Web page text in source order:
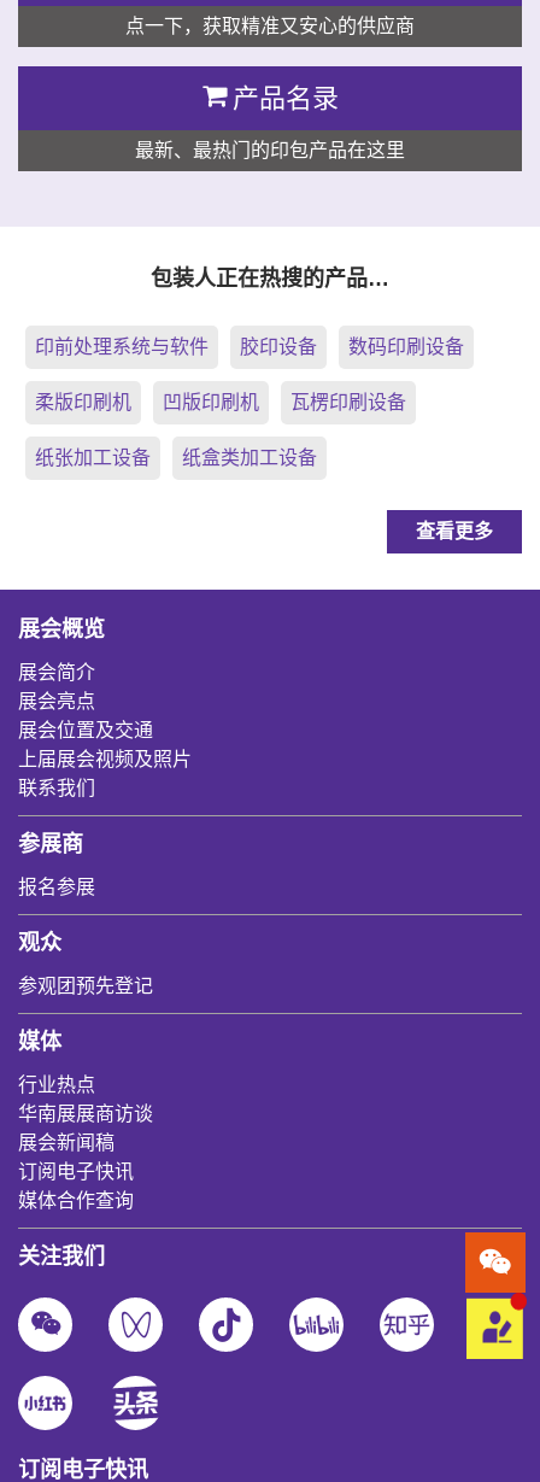
点一下，获取精准又安心的供应商
产品名录
最新、最热门的印包产品在这里
包装人正在热搜的产品…
印前处理系统与软件 胶印设备 数码印刷设备
柔版印刷机 凹版印刷机 瓦楞印刷设备
纸张加工设备 纸盒类加工设备
查看更多
展会概览
展会简介
展会亮点
展会位置及交通
上届展会视频及照片
联系我们
参展商
报名参展
观众
参观团预先登记
媒体
行业热点
华南展展商访谈
展会新闻稿
订阅电子快讯
媒体合作查询
关注我们
订阅电子快讯